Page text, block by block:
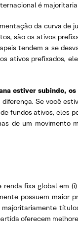
é
da curva
são os ativos
tendem a se
ativos prefixados,
estiver subindo,
Se você
fundos ativos, eles
de um
renda fixa global em (i)
possuem maior
majoritariamente
oferecem